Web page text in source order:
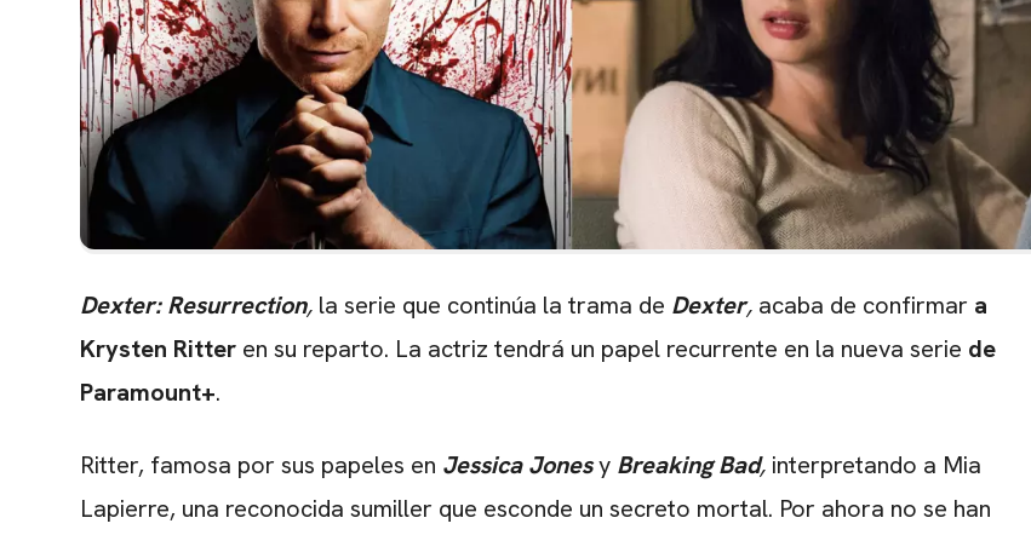
Dexter: Resurrection, la serie que continúa la trama de Dexter, acaba de confirmar a
Krysten Ritter en su reparto. La actriz tendrá un papel recurrente en la nueva serie de
Paramount+.
Ritter, famosa por sus papeles en Jessica Jonesy Breaking Bad, interpretando a Mia
Lapierre, una reconocida sumiller que esconde un secreto mortal. Por ahora no se han